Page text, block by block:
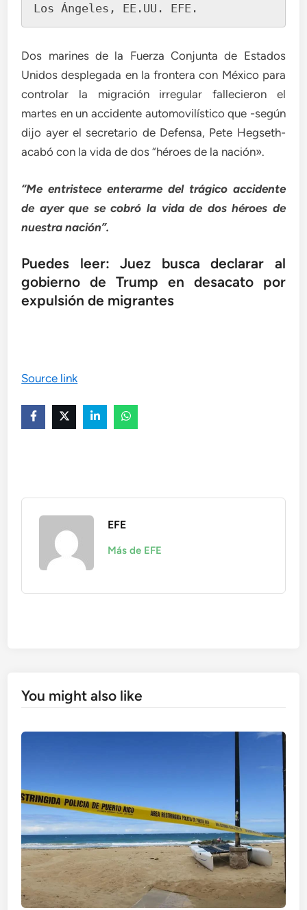
Los Ángeles, EE.UU. EFE.
Dos marines de la Fuerza Conjunta de Estados
Unidos desplegada en la frontera con México para
controlar la migración irregular fallecieron el
martes en un accidente automovilístico que -según
dijo ayer el secretario de Defensa, Pete Hegseth-
acabó con la vida de dos “héroes de la nación».
“Me entristece enterarme del trágico accidente
de ayer que se cobró la vida de dos héroes de
nuestra nación”.
Puedes leer: Juez busca declarar al
gobierno de Trump en desacato por
expulsión de migrantes
Source link
EFE
Más de EFE
You might also like